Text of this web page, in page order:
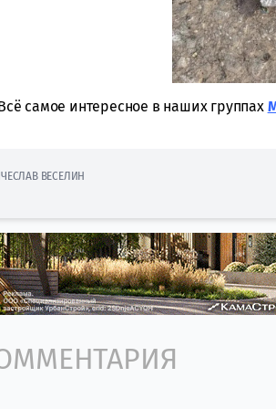
самое интересное в наших группах
ВЕСЕЛИН
section